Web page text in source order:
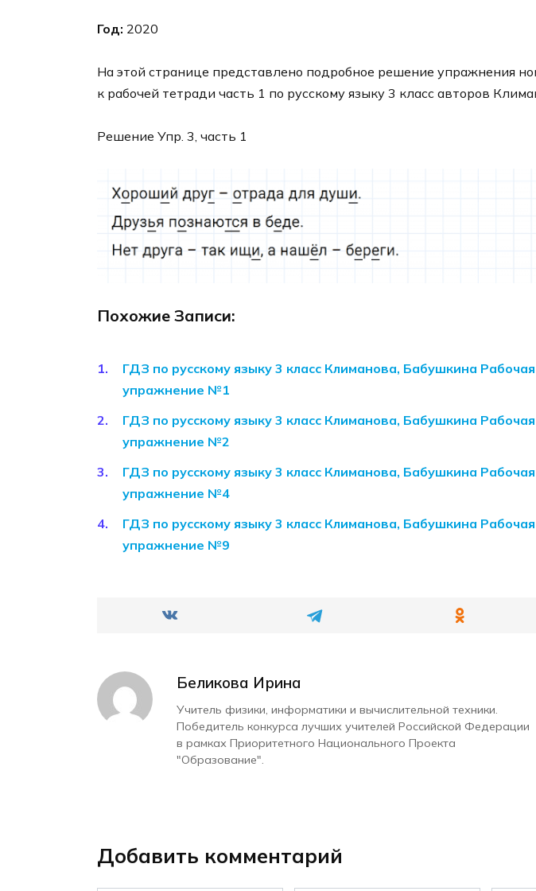
Год: 2020
На этой странице представлено подробное решение упражнения
к рабочей тетради часть 1 по русскому языку 3 класс авторов
Решение Упр. 3, часть 1
Похожие Записи:
ГДЗ по русскому языку 3 класс Климанова, Бабушкина
упражнение №1
ГДЗ по русскому языку 3 класс Климанова, Бабушкина
упражнение №2
ГДЗ по русскому языку 3 класс Климанова, Бабушкина
упражнение №4
ГДЗ по русскому языку 3 класс Климанова, Бабушкина
упражнение №9
Беликова Ирина
Учитель физики, информатики и вычислительной техники.
Победитель конкурса лучших учителей Российской Федерации
в рамках Приоритетного Национального Проекта
"Образование".
Добавить комментарий